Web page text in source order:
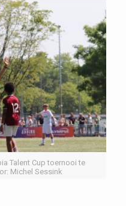
Talent Cup toernooi te
Michel Sessink